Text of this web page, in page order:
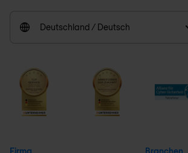
Deutschland / Deutsch